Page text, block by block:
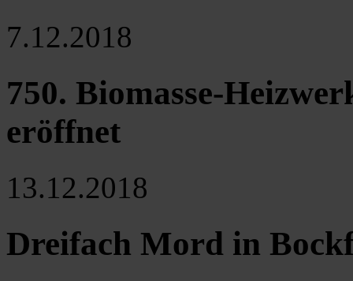
7.12.2018
750. Biomasse-
eröffnet
13.12.2018
Dreifach Mord in